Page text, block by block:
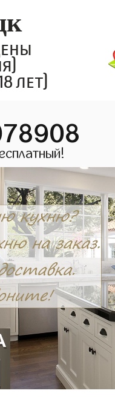
лет)